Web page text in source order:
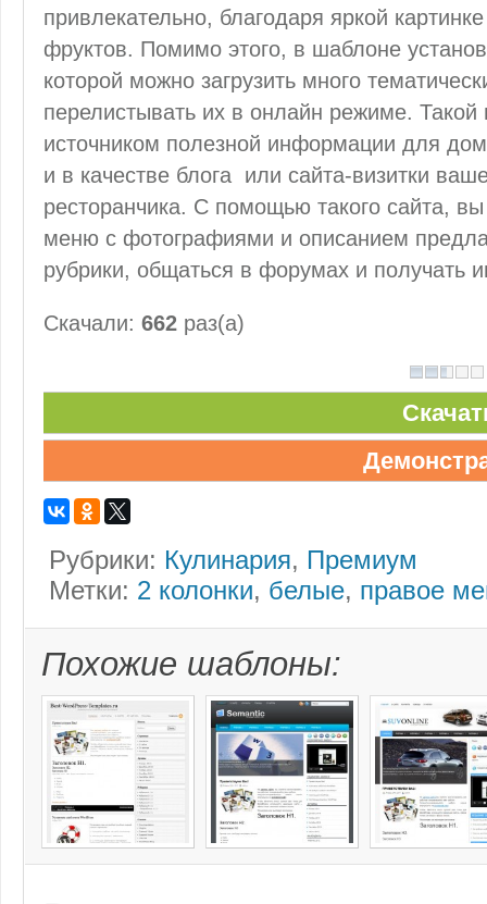
привлекательно, благодаря яркой
фруктов. Помимо этого, в шаблоне
которой можно загрузить много
перелистывать их в онлайн режиме. Такой
источником полезной информации для
и в качестве блога или сайта-визитки
ресторанчика. С помощью такого сайта,
меню с фотографиями и описанием
рубрики, общаться в форумах и получать
Скачали: 662 раз(а)
Рубрики: Кулинария, Премиум
Метки: 2 колонки, белые, правое
Похожие шаблоны: